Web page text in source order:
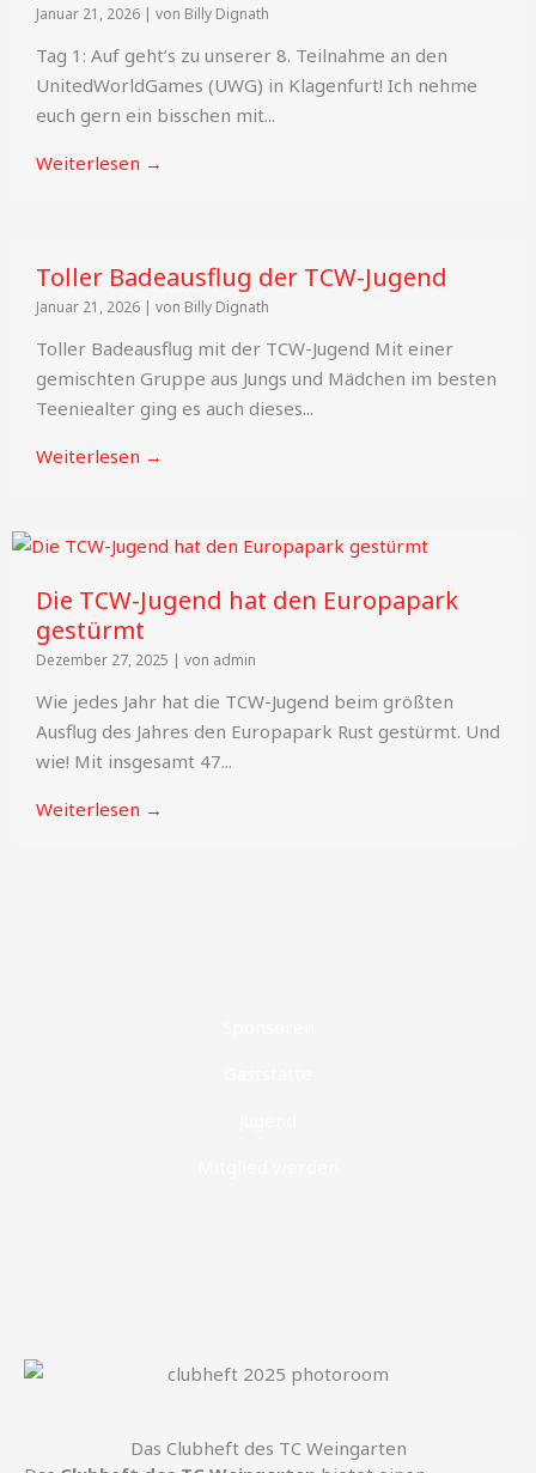
Januar 21, 2026 | von Billy Dignath
Tag 1: Auf geht’s zu unserer 8. Teilnahme an den
UnitedWorldGames (UWG) in Klagenfurt! Ich nehme
euch gern ein bisschen mit...
Weiterlesen →
Toller Badeausflug der TCW-Jugend
Januar 21, 2026 | von Billy Dignath
Toller Badeausflug mit der TCW-Jugend Mit einer
gemischten Gruppe aus Jungs und Mädchen im besten
Teeniealter ging es auch dieses...
Weiterlesen →
Die TCW-Jugend hat den Europapark
gestürmt
Dezember 27, 2025 | von admin
Wie jedes Jahr hat die TCW-Jugend beim größten
Ausflug des Jahres den Europapark Rust gestürmt. Und
wie! Mit insgesamt 47...
Weiterlesen →
Das Clubheft des TC Weingarten